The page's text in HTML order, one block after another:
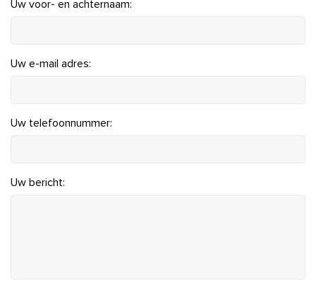
Uw voor- en achternaam:
Uw e-mail adres:
Uw telefoonnummer:
Uw bericht: